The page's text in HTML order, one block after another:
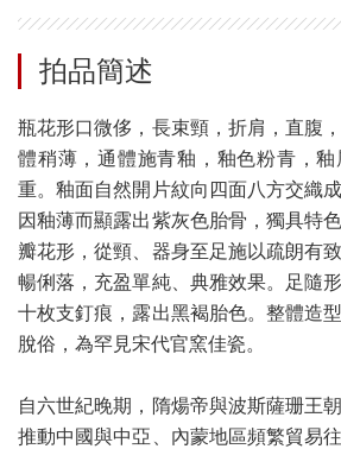
拍品簡述
瓶花形口微侈，長束頸，折肩，直腹
體稍薄，通體施青釉，釉色粉青，
重。釉面自然開片紋向四面八方交織
因釉薄而顯露出紫灰色胎骨，獨具特
瓣花形，從頸、器身至足施以疏朗有
暢俐落，充盈單純、典雅效果。足隨
十枚支釘痕，露出黑褐胎色。整體造
脫俗，為罕見宋代官窯佳瓷。
自六世紀晚期，隋煬帝與波斯薩珊王
推動中國與中亞、內蒙地區頻繁貿易